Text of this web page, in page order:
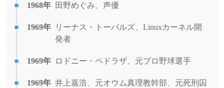
1968年 田野めぐみ、声優
1969年
リーナス・トーバルズ、Linuxカーネル開
発者
1969年 ロドニー・ペドラザ、元プロ野球選手
1969年 井上嘉浩、元オウム真理教幹部、元死刑囚